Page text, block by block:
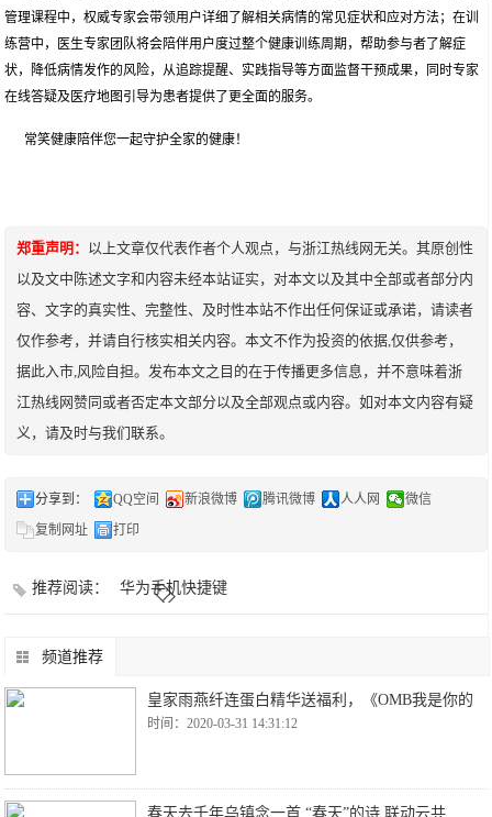
管理课程中，权威专家会带领用户详细了解相关病情的常见症状和应对方法；在训
练营中，医生专家团队将会陪伴用户度过整个健康训练周期，帮助参与者了解症
状，降低病情发作的风险，从追踪提醒、实践指导等方面监督干预成果，同时专家
在线答疑及医疗地图引导为患者提供了更全面的服务。
常笑健康陪伴您一起守护全家的健康！
郑重声明： 以上文章仅代表作者个人观点，与浙江热线网无关。其原创性
以及文中陈述文字和内容未经本站证实，对本文以及其中全部或者部分内
容、文字的真实性、完整性、及时性本站不作出任何保证或承诺，请读者
仅作参考，并请自行核实相关内容。本文不作为投资的依据,仅供参考，
据此入市,风险自担。发布本文之目的在于传播更多信息，并不意味着浙
江热线网赞同或者否定本文部分以及全部观点或内容。如对本文内容有疑
义，请及时与我们联系。
分享到： QQ空间 新浪微博 腾讯微博 人人网
微信
复制网址
打印
推荐阅读： 华为手机快捷键
频道推荐
皇家雨燕纤连蛋白精华送福利，《OMB我是你的
时间：2020-03-31 14:31:12
春天去千年乌镇念一首 “春天”的诗 联动云共